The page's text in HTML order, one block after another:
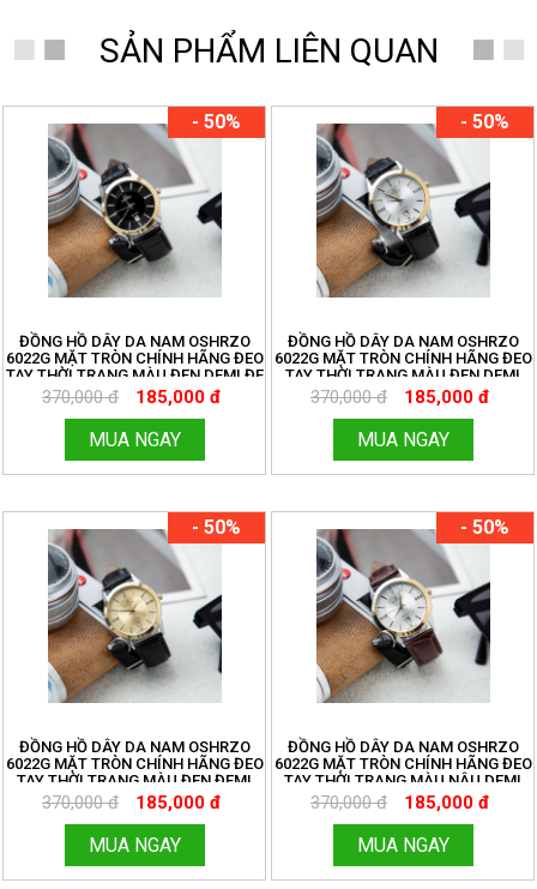
SẢN PHẨM LIÊN QUAN
- 50%
ĐỒNG HỒ DÂY DA NAM OSHRZO
6022G MẶT TRÒN CHÍNH HÃNG ĐEO
TAY THỜI TRANG MÀU ĐEN DEMI ĐE
370,000 đ 185,000 đ
MUA NGAY
- 50%
ĐỒNG HỒ DÂY DA NAM OSHRZO
6022G MẶT TRÒN CHÍNH HÃNG ĐEO
TAY THỜI TRANG MÀU ĐEN DEMI
TRẮNG
370,000 đ 185,000 đ
MUA NGAY
- 50%
ĐỒNG HỒ DÂY DA NAM OSHRZO
6022G MẶT TRÒN CHÍNH HÃNG ĐEO
TAY THỜI TRANG MÀU ĐEN ĐEMI
VÀNG
370,000 đ 185,000 đ
MUA NGAY
- 50%
ĐỒNG HỒ DÂY DA NAM OSHRZO
6022G MẶT TRÒN CHÍNH HÃNG ĐEO
TAY THỜI TRANG MÀU NÂU DEMI
TRẮNG
370,000 đ 185,000 đ
MUA NGAY